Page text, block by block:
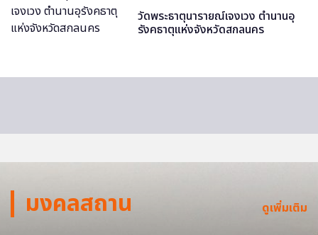
วัดพระธาตุนารายณ์เจงเวง ตำนานอุ
รังคธาตุแห่งจังหวัดสกลนคร
มงคลสถาน ดูเพิ่มเติม